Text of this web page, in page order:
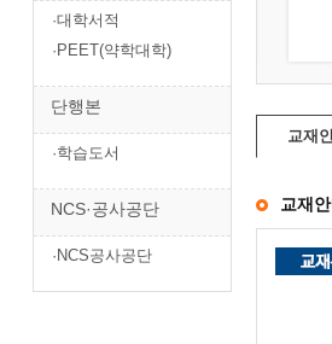
·대학서적
·PEET(약학대학)
단행본
·학습도서
NCS·공사공단
·NCS공사공단
교재
교재